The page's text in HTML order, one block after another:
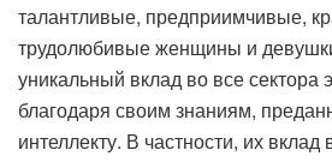
талантливые, предприимчивые,
трудолюбивые женщины и
уникальный вклад во все сектора
благодаря своим знаниям,
интеллекту. В частности, их вклад